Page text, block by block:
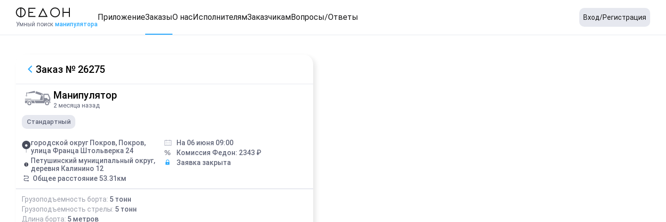
Умный поиск манипулятора
ПриложениеЗаказыО насИсполнителямЗаказчикамВопросы/Ответы Вход/Регистрация
Заказ № 26275
Манипулятор
2 месяца назад
Стандартный
городской округ Покров, Покров,
улица Франца Штольверка 24
Петушинский муниципальный округ,
деревня Калинино 12
Общее расстояние 53.31 км
На 06 июня 09:00
Комиссия Федон: 2343 ₽
Заявка закрыта
Грузоподъемность борта: 5 тонн
Грузоподъемность стрелы: 5 тонн
Длина борта: 5 метров